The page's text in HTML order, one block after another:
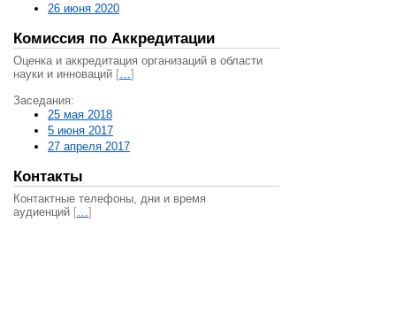
26 июня 2020
Комиссия по Аккредитации
Оценка и аккредитация организаций в области
науки и инноваций […]
Заседания:
25 мая 2018
5 июня 2017
27 апреля 2017
Контакты
Контактные телефоны, дни и время
аудиенций […]